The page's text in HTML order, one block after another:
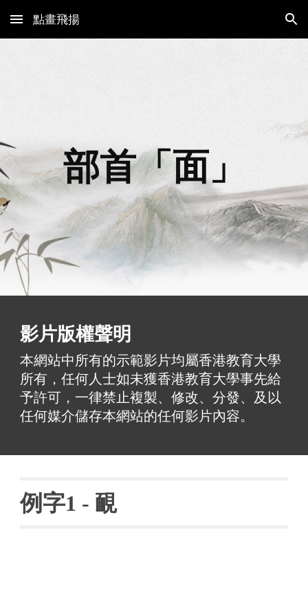
Skip to main content Skip to navigation
點畫飛揚
部首「面」
影片版權聲明
本網站中所有的示範影片均屬香港教育大學
所有，任何人士如未獲香港教育大學事先給
予許可，一律禁止複製、修改、分發、及以
任何媒介儲存本網站的任何影片內容。
例字1 - 靦